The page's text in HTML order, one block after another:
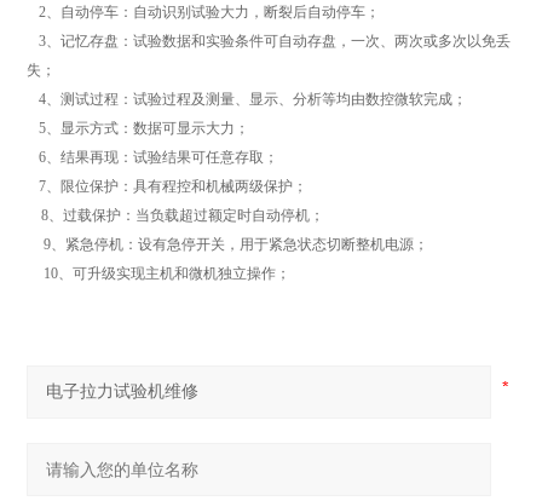
2、自动停车：自动识别试验大力，断裂后自动停车；
3、记忆存盘：试验数据和实验条件可自动存盘，一次、两次或多次以免丢
失；
4、测试过程：试验过程及测量、显示、分析等均由数控微软完成；
5、显示方式：数据可显示大力；
6、结果再现：试验结果可任意存取；
7、限位保护：具有程控和机械两级保护；
8、过载保护：当负载超过额定时自动停机；
9、紧急停机：设有急停开关，用于紧急状态切断整机电源；
10、可升级实现主机和微机独立操作；